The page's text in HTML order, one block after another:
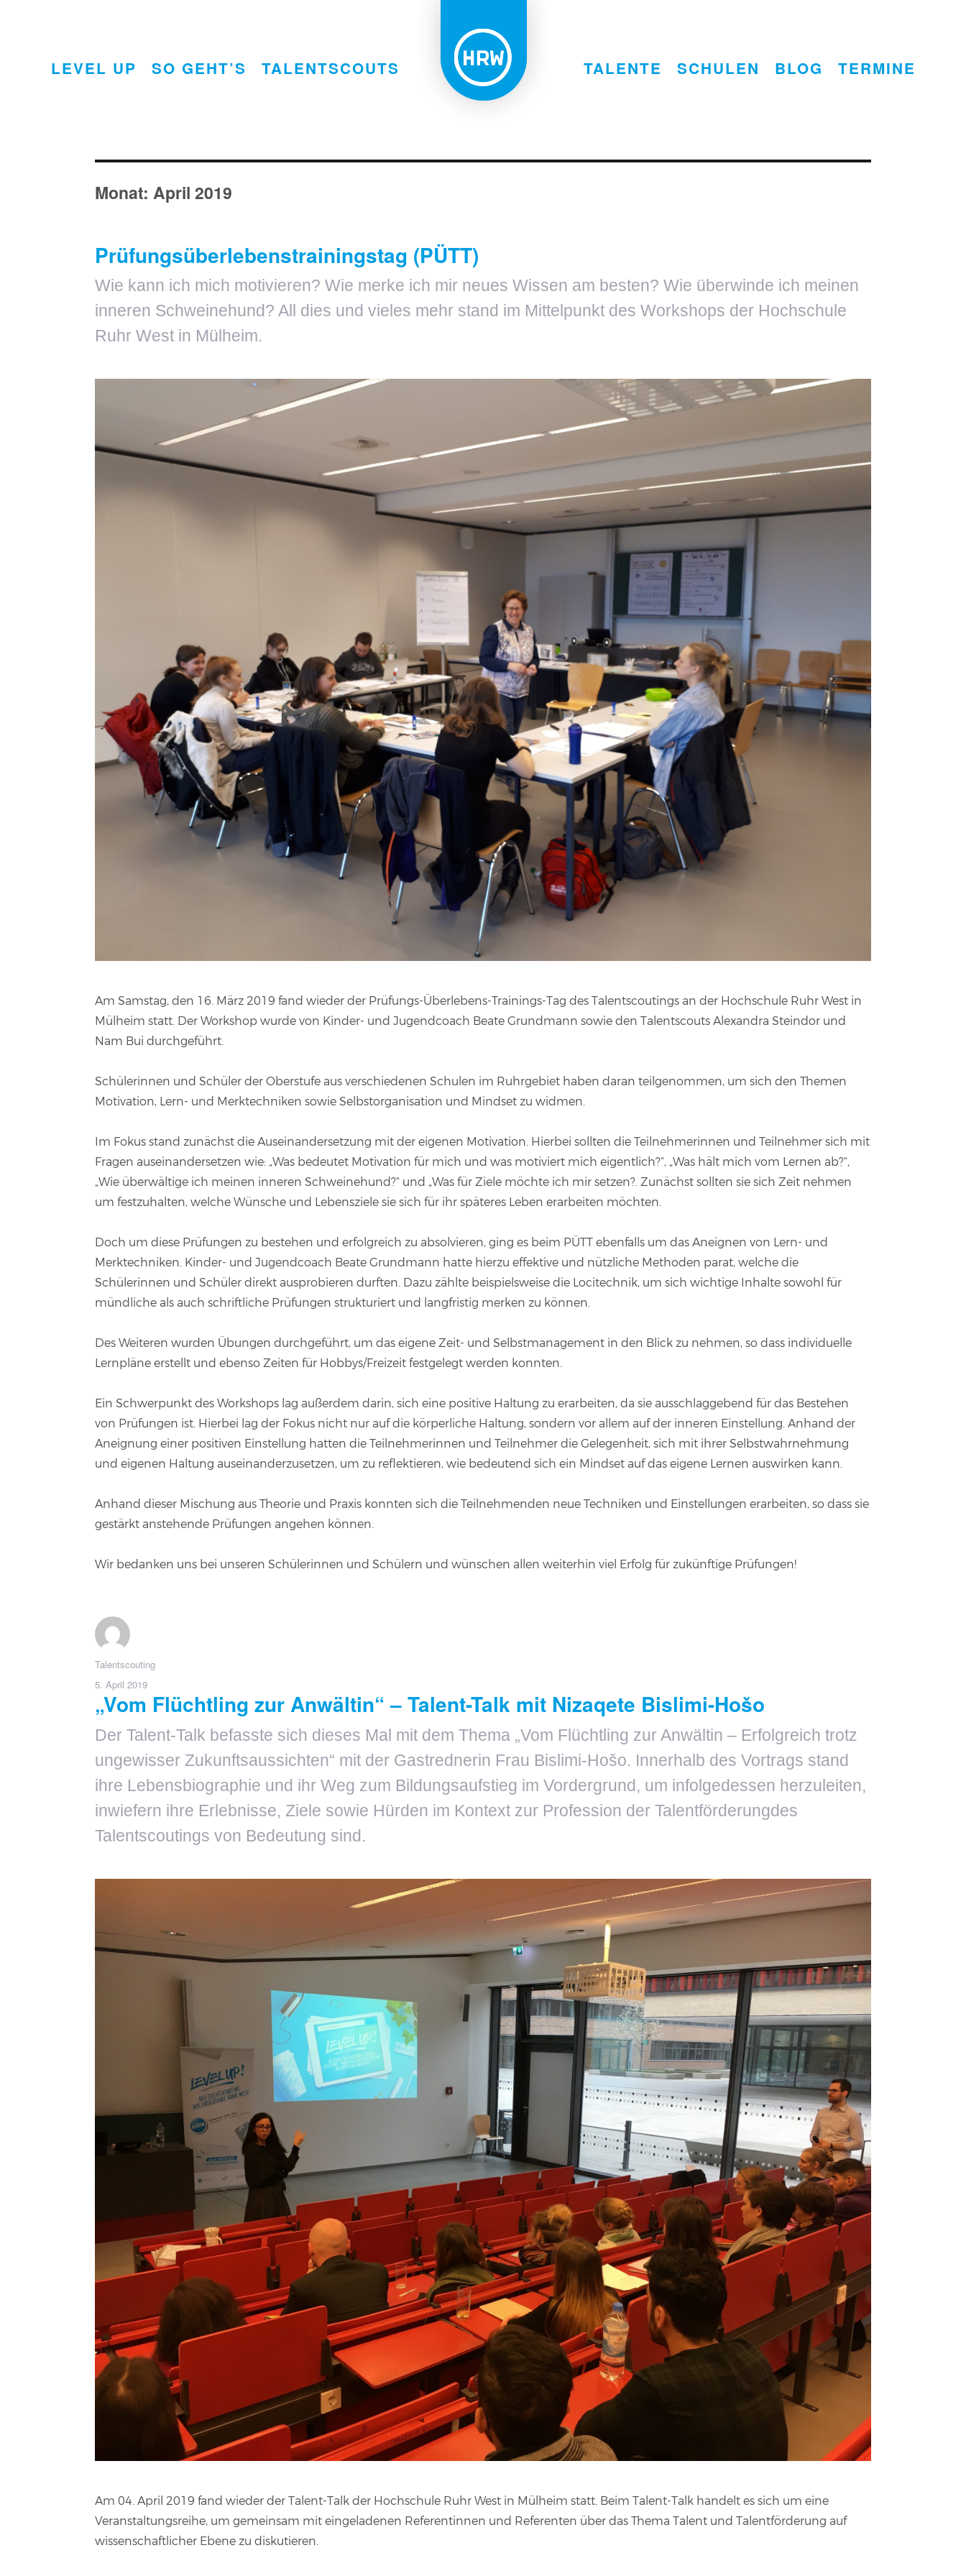
LEVEL UP SO GEHT’S TALENTSCOUTS TERMINE
BLOG
SCHULEN
TALENTE
Monat: April 2019
Prüfungsüberlebenstrainingstag (PÜTT)
Wie kann ich mich motivieren? Wie merke ich mir neues Wissen am besten? Wie überwinde ich meinen
inneren Schweinehund? All dies und vieles mehr stand im Mittelpunkt des Workshops der Hochschule
Ruhr West in Mülheim.
Am Samstag, den 16. März 2019 fand wieder der Prüfungs-Überlebens-Trainings-Tag des Talentscoutings an der Hochschule Ruhr West in
Mülheim statt. Der Workshop wurde von Kinder- und Jugendcoach Beate Grundmann sowie den Talentscouts Alexandra Steindor und
Nam Bui durchgeführt.
Schülerinnen und Schüler der Oberstufe aus verschiedenen Schulen im Ruhrgebiet haben daran teilgenommen, um sich den Themen
Motivation, Lern- und Merktechniken sowie Selbstorganisation und Mindset zu widmen.
Im Fokus stand zunächst die Auseinandersetzung mit der eigenen Motivation. Hierbei sollten die Teilnehmerinnen und Teilnehmer sich mit
Fragen auseinandersetzen wie: „Was bedeutet Motivation für mich und was motiviert mich eigentlich?“, „Was hält mich vom Lernen ab?“,
„Wie überwältige ich meinen inneren Schweinehund?“ und „Was für Ziele möchte ich mir setzen?. Zunächst sollten sie sich Zeit nehmen
um festzuhalten, welche Wünsche und Lebensziele sie sich für ihr späteres Leben erarbeiten möchten.
Doch um diese Prüfungen zu bestehen und erfolgreich zu absolvieren, ging es beim PÜTT ebenfalls um das Aneignen von Lern- und
Merktechniken. Kinder- und Jugendcoach Beate Grundmann hatte hierzu effektive und nützliche Methoden parat, welche die
Schülerinnen und Schüler direkt ausprobieren durften. Dazu zählte beispielsweise die Locitechnik, um sich wichtige Inhalte sowohl für
mündliche als auch schriftliche Prüfungen strukturiert und langfristig merken zu können.
Des Weiteren wurden Übungen durchgeführt, um das eigene Zeit- und Selbstmanagement in den Blick zu nehmen, so dass individuelle
Lernpläne erstellt und ebenso Zeiten für Hobbys/Freizeit festgelegt werden konnten.
Ein Schwerpunkt des Workshops lag außerdem darin, sich eine positive Haltung zu erarbeiten, da sie ausschlaggebend für das Bestehen
von Prüfungen ist. Hierbei lag der Fokus nicht nur auf die körperliche Haltung, sondern vor allem auf der inneren Einstellung. Anhand der
Aneignung einer positiven Einstellung hatten die Teilnehmerinnen und Teilnehmer die Gelegenheit, sich mit ihrer Selbstwahrnehmung
und eigenen Haltung auseinanderzusetzen, um zu reflektieren, wie bedeutend sich ein Mindset auf das eigene Lernen auswirken kann.
Anhand dieser Mischung aus Theorie und Praxis konnten sich die Teilnehmenden neue Techniken und Einstellungen erarbeiten, so dass sie
gestärkt anstehende Prüfungen angehen können.
Wir bedanken uns bei unseren Schülerinnen und Schülern und wünschen allen weiterhin viel Erfolg für zukünftige Prüfungen!
Autor
Talentscouting
Veröffentlicht
am
5. April 2019
„Vom Flüchtling zur Anwältin“ – Talent-Talk mit Nizaqete Bislimi-Hošo
Der Talent-Talk befasste sich dieses Mal mit dem Thema „Vom Flüchtling zur Anwältin – Erfolgreich trotz
ungewisser Zukunftsaussichten“ mit der Gastrednerin Frau Bislimi-Hošo. Innerhalb des Vortrags stand
ihre Lebensbiographie und ihr Weg zum Bildungsaufstieg im Vordergrund, um infolgedessen herzuleiten,
inwiefern ihre Erlebnisse, Ziele sowie Hürden im Kontext zur Profession der Talentförderungdes
Talentscoutings von Bedeutung sind.
Am 04. April 2019 fand wieder der Talent-Talk der Hochschule Ruhr West in Mülheim statt. Beim Talent-Talk handelt es sich um eine
Veranstaltungsreihe, um gemeinsam mit eingeladenen Referentinnen und Referenten über das Thema Talent und Talentförderung auf
wissenschaftlicher Ebene zu diskutieren.